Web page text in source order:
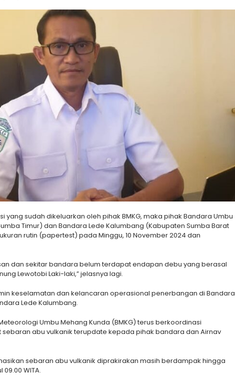
yang sudah dikeluarkan oleh pihak BMKG, maka pihak Bandara Umbu
Timur) dan Bandara Lede Kalumbang (Kabupaten Sumba Barat
rutin (papertest) pada Minggu, 10 November 2024 dan
dan sekitar bandara belum terdapat endapan debu yang berasal
Lewotobi Laki-laki,” jelasnya lagi.
keselamatan dan kelancaran operasional penerbangan di Bandara
Lede Kalumbang.
Umbu Mehang Kunda (BMKG) terus berkoordinasi
abu vulkanik terupdate kepada pihak bandara dan Airnav
sebaran abu vulkanik diprakirakan masih berdampak hingga
09.00 WITA.